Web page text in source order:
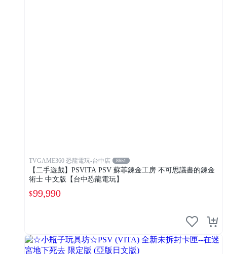
TVGAME360 恐龍電玩-台中店 8651
【二手遊戲】PSVITA PSV 蘇菲鍊金工房 不可思議書的鍊金
術士 中文版【台中恐龍電玩】
$99,990